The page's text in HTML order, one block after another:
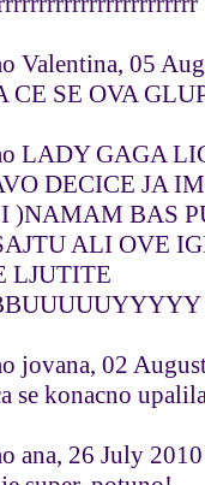
Valentina, 05
CE SE OVA
LADY GAGA
DECICE JA
I )NAMAM BAS
ALI OVE
LJUTITE
jovana, 02
se konacno
ana, 26 July 2010